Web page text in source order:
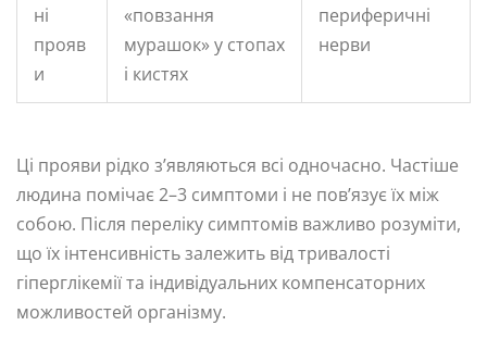
ні
прояв
и
«повзання
мурашок» у стопах
і кистях
периферичні
нерви
Ці прояви рідко з’являються всі одночасно. Частіше
людина помічає 2–3 симптоми і не пов’язує їх між
собою. Після переліку симптомів важливо розуміти,
що їх інтенсивність залежить від тривалості
гіперглікемії та індивідуальних компенсаторних
можливостей організму.